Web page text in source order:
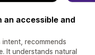
an accessible and
recommends
It understands natural